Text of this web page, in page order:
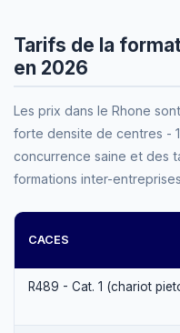
Tarifs de la
en 2026
Les prix dans le Rhone
forte densite de centres -
concurrence saine et des
formations inter-
CACES
R489 - Cat. 1 (chariot